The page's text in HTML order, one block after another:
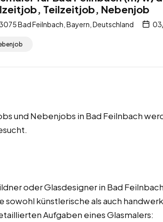
Teilzeitjob, Nebenjob
Bad Feilnbach, Bayern, Deutschland
und Nebenjobs in Bad Feilnbach
oder Glasdesigner in Bad
sowohl künstlerische als auch
Aufgaben eines Glasmalers: